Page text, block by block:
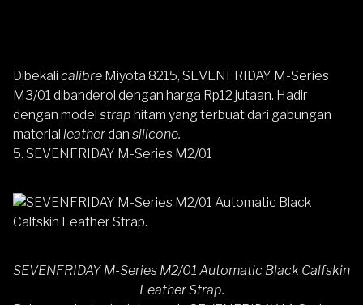
Dibekali calibre Miyota 8215, SEVENFRIDAY M-Series
M3/01 dibanderol dengan harga Rp12 jutaan. Hadir
dengan model strap hitam yang terbuat dari gabungan
material leatherdan silicone.
5. SEVENFRIDAY M-Series M2/01
SEVENFRIDAY M-Series M2/01 Automatic Black Calfskin
Leather Strap.